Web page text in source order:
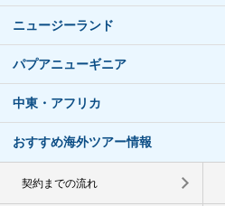
ニュージーランド
パプアニューギニア
中東・アフリカ
おすすめ海外ツアー情報
契約までの流れ